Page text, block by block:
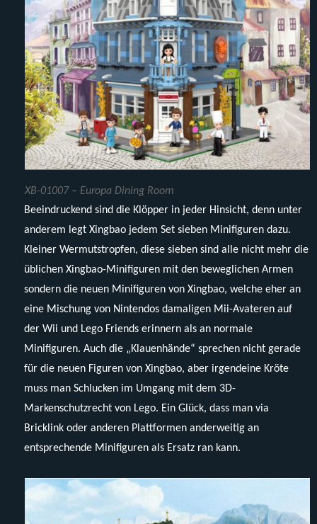
XB-01007 – Europa Dining Room
Beeindruckend sind die Klöpper in jeder Hinsicht, denn unter
anderem legt Xingbao jedem Set sieben Minifiguren dazu.
Kleiner Wermutstropfen, diese sieben sind alle nicht mehr die
üblichen Xingbao-Minifiguren mit den beweglichen Armen
sondern die neuen Minifiguren von Xingbao, welche eher an
eine Mischung von Nintendos damaligen Mii-Avateren auf
der Wii und Lego Friends erinnern als an normale
Minifiguren. Auch die „Klauenhände“ sprechen nicht gerade
für die neuen Figuren von Xingbao, aber irgendeine Kröte
muss man Schlucken im Umgang mit dem 3D-
Markenschutzrecht von Lego. Ein Glück, dass man via
Bricklink oder anderen Plattformen anderweitig an
entsprechende Minifiguren als Ersatz ran kann.